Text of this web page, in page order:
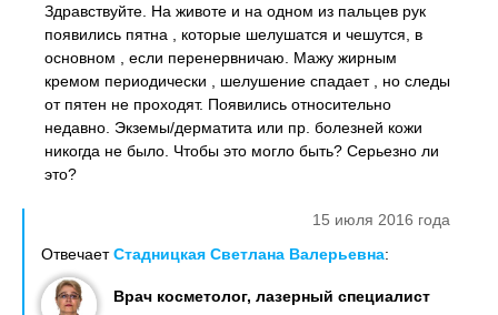
Здравствуйте. На животе и на одном из пальцев рук
появились пятна , которые шелушатся и чешутся, в
основном , если перенервничаю. Мажу жирным
кремом периодически , шелушение спадает , но следы
от пятен не проходят. Появились относительно
недавно. Экземы/дерматита или пр. болезней кожи
никогда не было. Чтобы это могло быть? Серьезно ли
это?
15 июля 2016 года
ОтвечаетСтадницкая Светлана Валерьевна:
Врач косметолог, лазерный специалист